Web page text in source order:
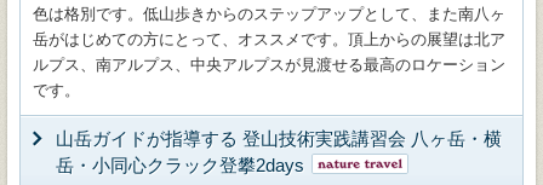
色は格別です。低山歩きからのステップアップとして、また南八ヶ
岳がはじめての方にとって、オススメです。頂上からの展望は北ア
ルプス、南アルプス、中央アルプスが見渡せる最高のロケーション
です。
山岳ガイドが指導する 登山技術実践講習会 八ヶ岳・横
岳・小同心クラック登攀2days